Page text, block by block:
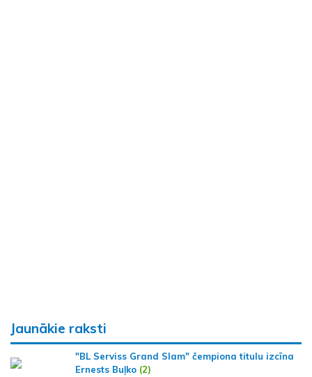
Jaunākie raksti
"BL Serviss Grand Slam" čempiona titulu izcīna
Ernests Buļko (2)